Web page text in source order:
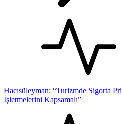
Hacısüleyman: “Turizmde Sigorta
İşletmelerini Kapsamalı”